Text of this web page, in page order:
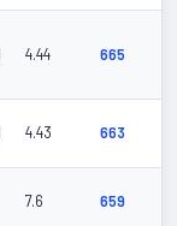
4.44 665
4.43 663
7.6 659